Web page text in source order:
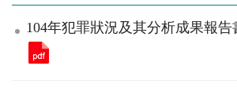
104年犯罪狀況及其分析成果報告